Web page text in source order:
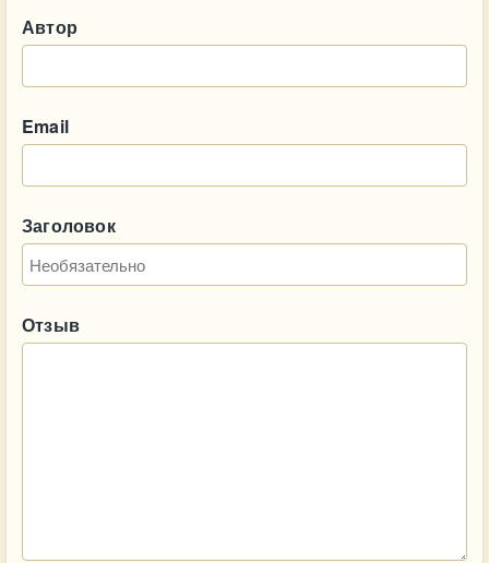
Автор
Email
Заголовок
Отзыв